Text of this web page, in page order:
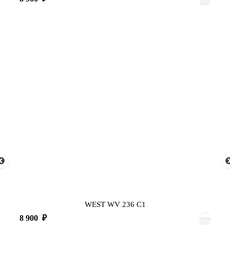
WEST WV 236 C1
8 900 ₽